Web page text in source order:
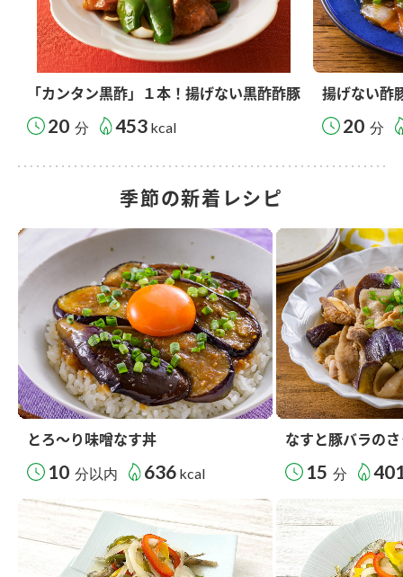
「カンタン黒酢」１本！揚げない黒酢酢豚
20 分 453 kcal
揚げない酢
20 分
季節の新着レシピ
とろ～り味噌なす丼
10 分以内 636 kcal
なすと豚バラの
15 分